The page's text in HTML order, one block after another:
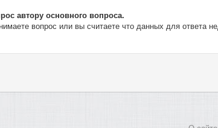
автору основного вопроса.
вопрос или вы считаете что данных для ответа